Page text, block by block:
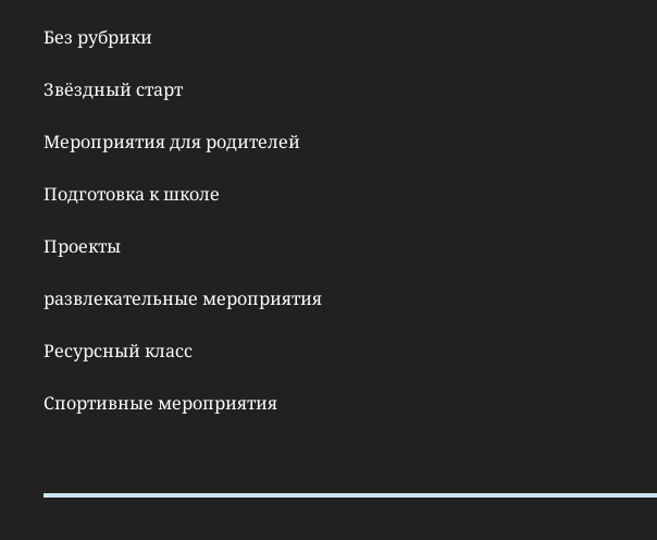
Без рубрики
Звёздный старт
Мероприятия для родителей
Подготовка к школе
Проекты
развлекательные мероприятия
Ресурсный класс
Спортивные мероприятия